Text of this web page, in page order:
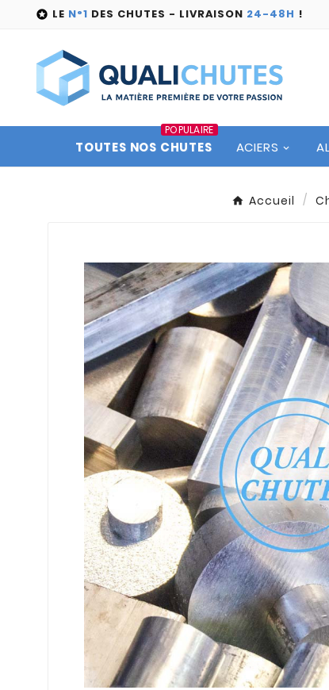
 LE N°1 DES CHUTES - LIVRAISON 24-48H !
TOUTES NOS CHUTES
POPULAIRE
ACIERS
Accueil